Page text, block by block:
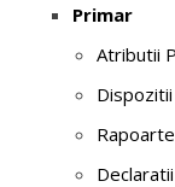
Primar
Atributii
Dispozitii